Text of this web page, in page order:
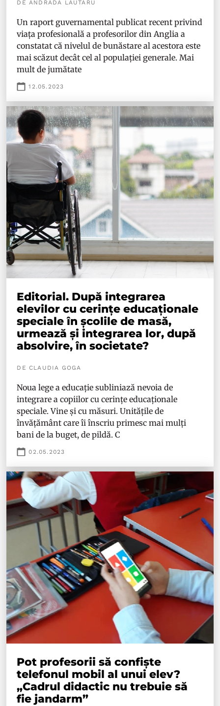
DE ANDRADA LĂUTARU
Un raport guvernamental publicat recent privind
viața profesională a profesorilor din Anglia a
constatat că nivelul de bunăstare al acestora este
mai scăzut decât cel al populației generale. Mai
mult de jumătate
12.05.2023
Editorial. După integrarea
elevilor cu cerințe educaționale
speciale în școlile de masă,
urmează și integrarea lor, după
absolvire, în societate?
DE CLAUDIA GOGA
Noua lege a educație subliniază nevoia de
integrare a copiilor cu cerințe educaționale
speciale. Vine și cu măsuri. Unitățile de
învățământ care îi înscriu primesc mai mulți
bani de la buget, de pildă. C
02.05.2023
Pot profesorii să confiște
telefonul mobil al unui elev?
„Cadrul didactic nu trebuie să
fie jandarm”